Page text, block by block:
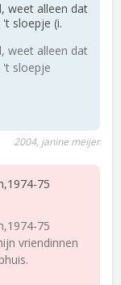
weet alleen dat
sloepje (i.
weet alleen dat
sloepje
2004, janine meijer
75
75
vriendinnen